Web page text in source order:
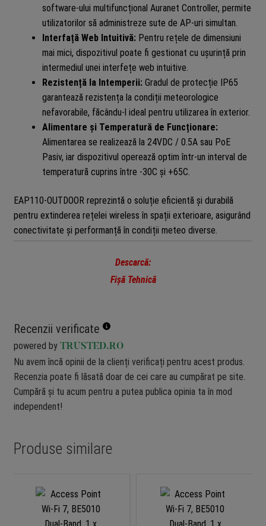
software-ului multifuncțional Auranet Controller, permite
utilizatorilor să administreze sute de AP-uri simultan.
Interfață Web Intuitivă:Pentru rețele de dimensiuni
mai mici, dispozitivul poate fi gestionat cu ușurință prin
intermediul unei interfețe web intuitive.
Rezistență la Intemperii:Gradul de protecție IP65
garantează rezistența la condiții meteorologice
nefavorabile, făcându-l ideal pentru utilizarea în exterior.
Alimentare și Temperatură de Funcționare:
Alimentarea se realizează la 24VDC / 0.5A sau PoE
Pasiv, iar dispozitivul operează optim într-un interval de
temperatură cuprins între -30C și +65C.
EAP110-OUTDOOR reprezintă o soluție eficientă și durabilă
pentru extinderea rețelei wireless în spații exterioare, asigurând
conectivitate și performanță în condiții meteo diverse.
Descarcă:
Fișă Tehnică
Recenzii verificate
powered by TRUSTED.RO
Nu avem încă opinii de la clienți verificați pentru acest produs.
Recenzia poate fi lăsată doar de cei care au cumpărat pe site.
Cumpără și tu acum pentru a putea publica opinia ta în mod
independent!
Produse similare